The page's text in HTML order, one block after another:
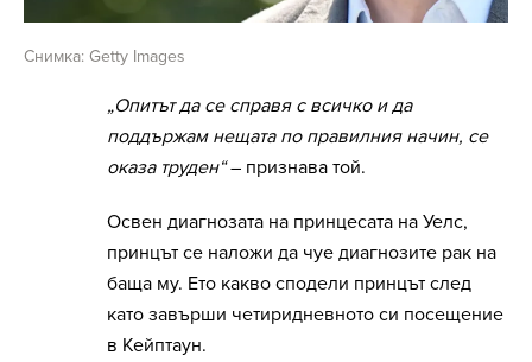
Снимка: Getty Images
„Опитът да се справя с всичко и да
поддържам нещата по правилния начин, се
оказа труден“– признава той.
Освен диагнозата на принцесата на Уелс,
принцът се наложи да чуе диагнозите рак на
баща му. Ето какво сподели принцът след
като завърши четиридневното си посещение
в Кейптаун.